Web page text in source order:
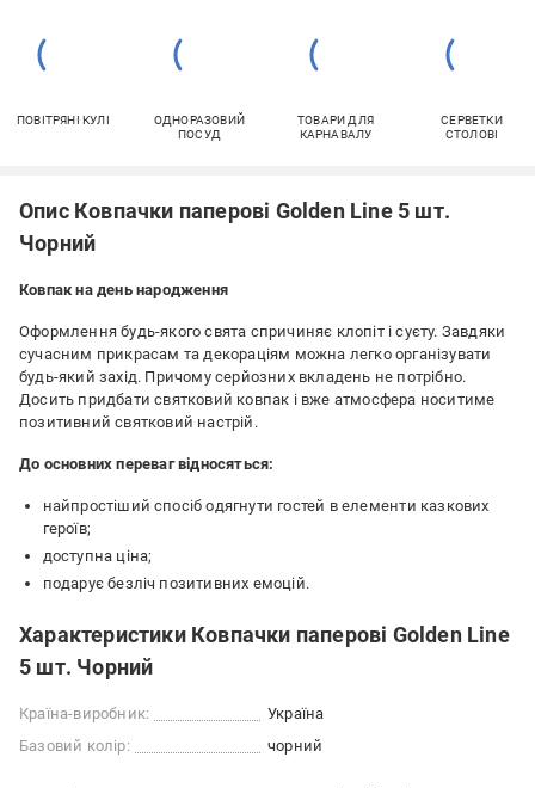
ПОВІТРЯНІ КУЛІ
ОДНОРАЗОВИЙ
ПОСУД
ТОВАРИ ДЛЯ
КАРНАВАЛУ
СЕРВЕТКИ
СТОЛОВІ
Опис Ковпачки паперові Golden Line 5 шт.
Чорний
Ковпак на день народження
Оформлення будь-якого свята спричиняє клопіт і суєту. Завдяки
сучасним прикрасам та декораціям можна легко організувати
будь-який захід. Причому серйозних вкладень не потрібно.
Досить придбати святковий ковпак і вже атмосфера носитиме
позитивний святковий настрій.
До основних переваг відносяться:
найпростіший спосіб одягнути гостей в елементи казкових
героїв;
доступна ціна;
подарує безліч позитивних емоцій.
Характеристики Ковпачки паперові Golden Line
5 шт. Чорний
Країна-виробник:
Україна
Базовий колір:
чорний